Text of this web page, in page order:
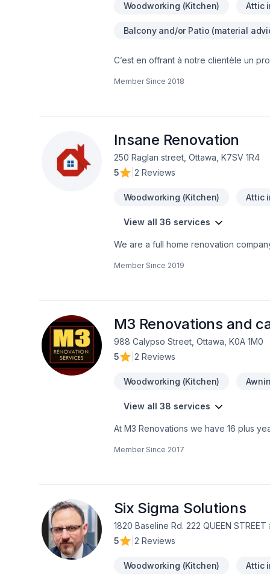
Woodworking (Kitchen) Attic
Balcony and/or Patio (material
C’est en offrant à notre clientèle un
en tête ? Je suis la personne qu’il
honest.ESTIMATION GRATUITE /
Member Since 2018
Insane Renovation
250 Raglan street, Ottawa, K7SV 1R4
5
2 Reviews
Woodworking (Kitchen) Attic
View all 36 services
We are a full home renovation company. Our professionals are insured and certified for all the services we provide.
Member Since 2019
M3 Renovations and
988 Calypso Street, Ottawa, K0A 1M0
5
2 Reviews
Woodworking (Kitchen)
View all 38 services
At M3 Renovations we have 16 plus
fashion✔ is knowledgeable about all
Member Since 2017
Six Sigma Solutions
1820 Baseline Rd. 222 QUEEN
5
2 Reviews
Woodworking (Kitchen) Attic